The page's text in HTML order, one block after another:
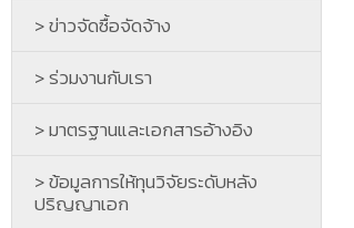
> ข่าวจัดซื้อจัดจ้าง
> ร่วมงานกับเรา
> มาตรฐานและเอกสารอ้างอิง
> ข้อมูลการให้ทุนวิจัยระดับหลัง
ปริญญาเอก